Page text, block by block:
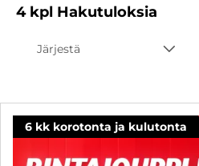
4kpl Hakutuloksia
Järjestä
6 kk korotonta ja kulutonta